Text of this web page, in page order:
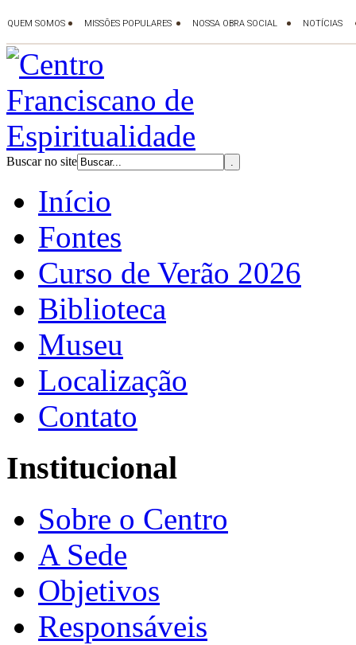
Buscar no site
Início
Fontes
Curso de Verão 2026
Biblioteca
Museu
Localização
Contato
Institucional
Sobre o Centro
A Sede
Objetivos
Responsáveis